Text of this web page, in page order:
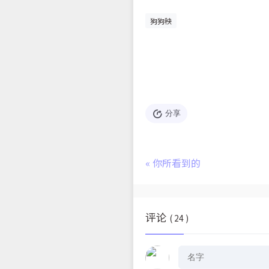
狗狗秧
分享
« 你所看到的
评论 ( 24 )